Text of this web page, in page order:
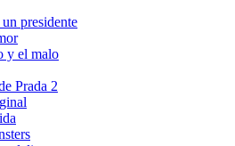
presidente
y el malo
Prada 2